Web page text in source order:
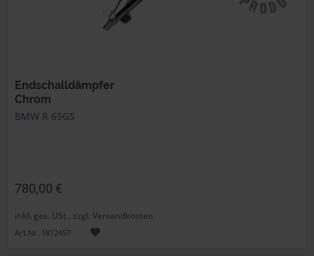
Endschalldämpfer
Chrom
BMW R 65GS
780,00 €
inkl. ges. USt., zzgl. Versandkosten
Art.Nr. 1812457